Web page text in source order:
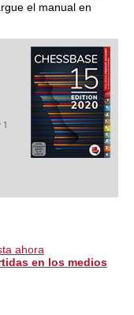
el manual en
ahora
en los medios